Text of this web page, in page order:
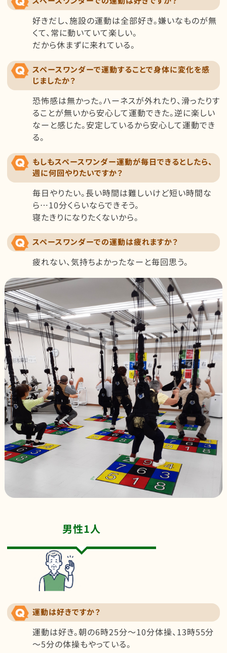
好きだし、施設の運動は全部好き。嫌いなものが無
くて、常に動いていて楽しい。
だから休まずに来れている。
スペースワンダーで運動することで身体に変化を感
じましたか？
恐怖感は無かった。ハーネスが外れたり、滑ったりす
ることが無いから安心して運動できた。逆に楽しい
なーと感じた。安定しているから安心して運動でき
る。
もしもスペースワンダー運動が毎日できるとしたら、
週に何回やりたいですか？
毎日やりたい。長い時間は難しいけど短い時間な
ら…10分くらいならできそう。
寝たきりになりたくないから。
スペースワンダーでの運動は疲れますか？
疲れない、気持ちよかったなーと毎回思う。
男性1人
運動は好きですか？
運動は好き。朝の6時25分～10分体操、13時55分
～5分の体操もやっている。